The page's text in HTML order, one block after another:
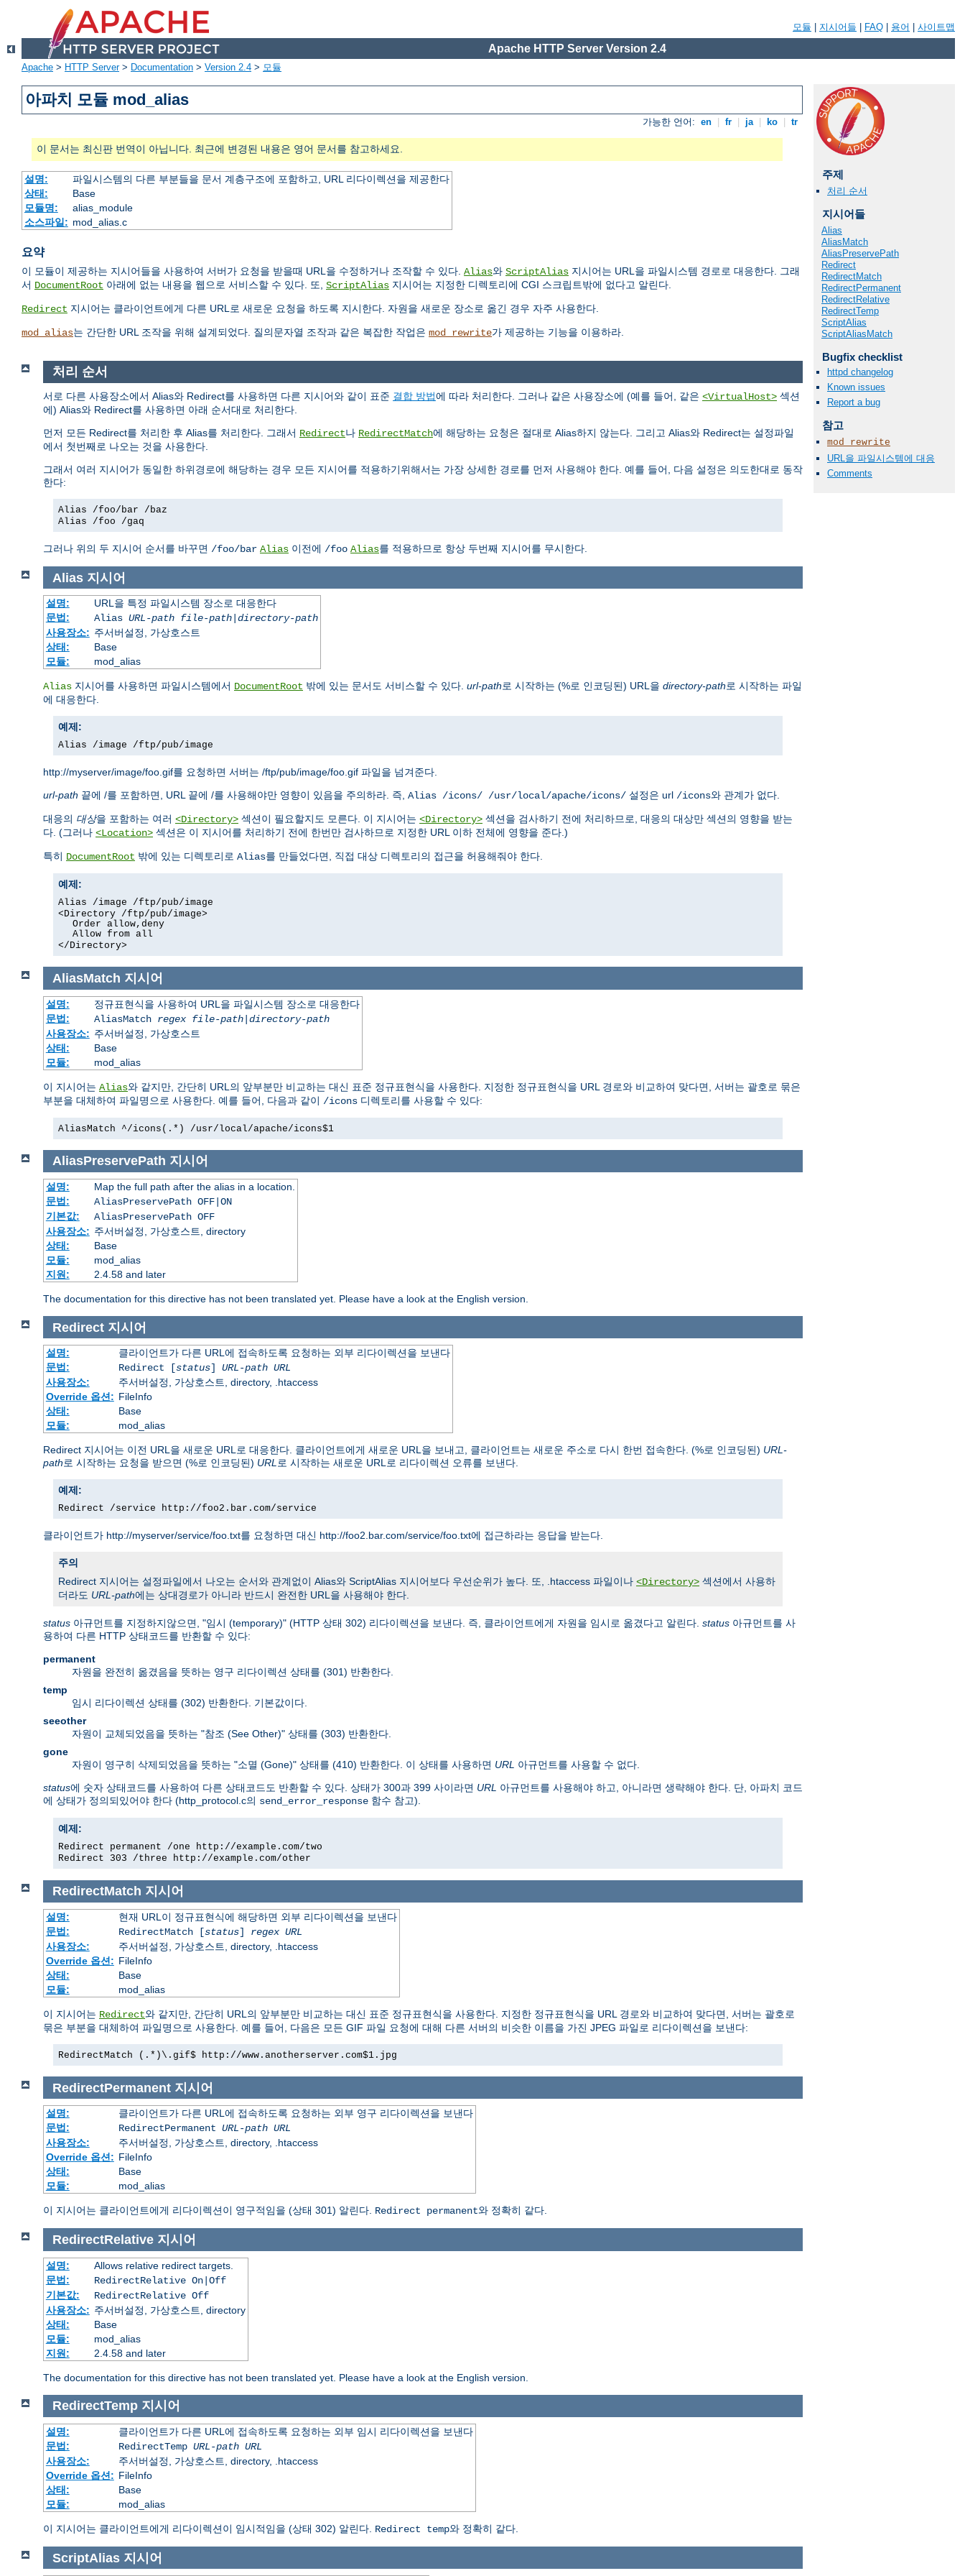
모듈 지시어들 FAQ 용어 사이트맵
Apache HTTP Server Version 2.4
Apache > HTTP Server> Documentation > Version 2.4 > 모듈
아파치 모듈 mod_alias
가능한 언어: en fr ja ko tr
이 문서는 최신판 번역이 아닙니다. 최근에 변경된 내용은 영어 문서를 참고하세요.
설명:
파일시스템의 다른 부분들을 문서 계층구조에 포함하고, URL 리다이렉션을 제공한다
상태:
Base
모듈명:
alias_module
소스파일: mod_alias.c
요약
이 모듈이 제공하는 지시어들을 사용하여 서버가 요청을 받을때 URL을 수정하거나 조작할 수 있다. Alias와 ScriptAlias 지시어는 URL을 파일시스템 경로로 대응한다. 그래
서 DocumentRoot 아래에 없는 내용을 웹으로 서비스할 수 있다. 또, ScriptAlias 지시어는 지정한 디렉토리에 CGI 스크립트밖에 없다고 알린다.
Redirect 지시어는 클라이언트에게 다른 URL로 새로운 요청을 하도록 지시한다. 자원을 새로운 장소로 옮긴 경우 자주 사용한다.
mod_alias는 간단한 URL 조작을 위해 설계되었다. 질의문자열 조작과 같은 복잡한 작업은 mod_rewrite가 제공하는 기능을 이용하라.
주제
처리 순서
지시어들
Alias
AliasMatch
AliasPreservePath
Redirect
RedirectMatch
RedirectPermanent
RedirectRelative
RedirectTemp
ScriptAlias
ScriptAliasMatch
Bugfix checklist
httpd changelog
Known issues
Report a bug
참고
mod_rewrite
URL을 파일시스템에 대응
Comments
처리 순서
서로 다른 사용장소에서 Alias와 Redirect를 사용하면 다른 지시어와 같이 표준 결합 방법에 따라 처리한다. 그러나 같은 사용장소에 (예를 들어, 같은 <VirtualHost> 섹션
에) Alias와 Redirect를 사용하면 아래 순서대로 처리한다.
먼저 모든 Redirect를 처리한 후 Alias를 처리한다. 그래서 Redirect나 RedirectMatch에 해당하는 요청은 절대로 Alias하지 않는다. 그리고 Alias와 Redirect는 설정파일
에서 첫번째로 나오는 것을 사용한다.
그래서 여러 지시어가 동일한 하위경로에 해당하는 경우 모든 지시어를 적용하기위해서는 가장 상세한 경로를 먼저 사용해야 한다. 예를 들어, 다음 설정은 의도한대로 동작
한다:
Alias /foo/bar /baz
Alias /foo /gaq
그러나 위의 두 지시어 순서를 바꾸면 /foo/bar Alias 이전에 /foo Alias를 적용하므로 항상 두번째 지시어를 무시한다.
Alias 지시어
설명:
URL을 특정 파일시스템 장소로 대응한다
문법:
Alias URL-path file-path| directory-path
사용장소: 주서버설정, 가상호스트
상태:
Base
모듈:
mod_alias
Alias 지시어를 사용하면 파일시스템에서 DocumentRoot 밖에 있는 문서도 서비스할 수 있다. url-path로 시작하는 (%로 인코딩된) URL을 directory-path로 시작하는 파일
에 대응한다.
예제:
Alias /image /ftp/pub/image
http://myserver/image/foo.gif를 요청하면 서버는 /ftp/pub/image/foo.gif 파일을 넘겨준다.
url-path 끝에 /를 포함하면, URL 끝에 /를 사용해야만 영향이 있음을 주의하라. 즉, Alias /icons/ /usr/local/apache/icons/ 설정은 url /icons와 관계가 없다.
대응의 대상을 포함하는 여러 <Directory> 섹션이 필요할지도 모른다. 이 지시어는 <Directory> 섹션을 검사하기 전에 처리하므로, 대응의 대상만 섹션의 영향을 받는
다. (그러나 <Location> 섹션은 이 지시어를 처리하기 전에 한번만 검사하므로 지정한 URL 이하 전체에 영향을 준다.)
특히 DocumentRoot 밖에 있는 디렉토리로 Alias를 만들었다면, 직접 대상 디렉토리의 접근을 허용해줘야 한다.
예제:
Alias /image /ftp/pub/image
<Directory /ftp/pub/image>
Order allow,deny
Allow from all
</Directory>
AliasMatch 지시어
설명:
정규표현식을 사용하여 URL을 파일시스템 장소로 대응한다
문법:
AliasMatch regex file-path| directory-path
사용장소: 주서버설정, 가상호스트
상태:
Base
모듈:
mod_alias
이 지시어는 Alias와 같지만, 간단히 URL의 앞부분만 비교하는 대신 표준 정규표현식을 사용한다. 지정한 정규표현식을 URL 경로와 비교하여 맞다면, 서버는 괄호로 묶은
부분을 대체하여 파일명으로 사용한다. 예를 들어, 다음과 같이 /icons 디렉토리를 사용할 수 있다:
AliasMatch ^/icons(.*) /usr/local/apache/icons$1
AliasPreservePath 지시어
설명:
Map the full path after the alias in a location.
문법:
AliasPreservePath OFF|ON
기본값:
AliasPreservePath OFF
사용장소: 주서버설정, 가상호스트, directory
상태:
Base
모듈:
mod_alias
지원:
2.4.58 and later
The documentation for this directive has not been translated yet. Please have a look at the English version.
Redirect 지시어
설명:
클라이언트가 다른 URL에 접속하도록 요청하는 외부 리다이렉션을 보낸다
문법:
Redirect [status] URL-path URL
사용장소:
주서버설정, 가상호스트, directory, .htaccess
Override 옵션: FileInfo
상태:
Base
모듈:
mod_alias
Redirect 지시어는 이전 URL을 새로운 URL로 대응한다. 클라이언트에게 새로운 URL을 보내고, 클라이언트는 새로운 주소로 다시 한번 접속한다. (%로 인코딩된) URL-
path로 시작하는 요청을 받으면 (%로 인코딩된) URL로 시작하는 새로운 URL로 리다이렉션 오류를 보낸다.
예제:
Redirect /service http://foo2.bar.com/service
클라이언트가 http://myserver/service/foo.txt를 요청하면 대신 http://foo2.bar.com/service/foo.txt에 접근하라는 응답을 받는다.
주의
Redirect 지시어는 설정파일에서 나오는 순서와 관계없이 Alias와 ScriptAlias 지시어보다 우선순위가 높다. 또, .htaccess 파일이나 <Directory> 섹션에서 사용하
더라도 URL-path에는 상대경로가 아니라 반드시 완전한 URL을 사용해야 한다.
status 아규먼트를 지정하지않으면, "임시 (temporary)" (HTTP 상태 302) 리다이렉션을 보낸다. 즉, 클라이언트에게 자원을 임시로 옮겼다고 알린다. status 아규먼트를 사
용하여 다른 HTTP 상태코드를 반환할 수 있다:
permanent
자원을 완전히 옮겼음을 뜻하는 영구 리다이렉션 상태를 (301) 반환한다.
temp
임시 리다이렉션 상태를 (302) 반환한다. 기본값이다.
seeother
자원이 교체되었음을 뜻하는 "참조 (See Other)" 상태를 (303) 반환한다.
gone
자원이 영구히 삭제되었음을 뜻하는 "소멸 (Gone)" 상태를 (410) 반환한다. 이 상태를 사용하면 URL 아규먼트를 사용할 수 없다.
status에 숫자 상태코드를 사용하여 다른 상태코드도 반환할 수 있다. 상태가 300과 399 사이라면 URL 아규먼트를 사용해야 하고, 아니라면 생략해야 한다. 단, 아파치 코드
에 상태가 정의되있어야 한다 (http_protocol.c의 send_error_response 함수 참고).
예제:
Redirect permanent /one http://example.com/two
Redirect 303 /three http://example.com/other
RedirectMatch 지시어
설명:
현재 URL이 정규표현식에 해당하면 외부 리다이렉션을 보낸다
문법:
RedirectMatch [status] regex URL
사용장소:
주서버설정, 가상호스트, directory, .htaccess
Override 옵션: FileInfo
상태:
Base
모듈:
mod_alias
이 지시어는 Redirect와 같지만, 간단히 URL의 앞부분만 비교하는 대신 표준 정규표현식을 사용한다. 지정한 정규표현식을 URL 경로와 비교하여 맞다면, 서버는 괄호로
묶은 부분을 대체하여 파일명으로 사용한다. 예를 들어, 다음은 모든 GIF 파일 요청에 대해 다른 서버의 비슷한 이름을 가진 JPEG 파일로 리다이렉션을 보낸다:
RedirectMatch (.*)\.gif$ http://www.anotherserver.com$1.jpg
RedirectPermanent 지시어
설명:
클라이언트가 다른 URL에 접속하도록 요청하는 외부 영구 리다이렉션을 보낸다
문법:
RedirectPermanent URL-path URL
사용장소:
주서버설정, 가상호스트, directory, .htaccess
Override 옵션: FileInfo
상태:
Base
모듈:
mod_alias
이 지시어는 클라이언트에게 리다이렉션이 영구적임을 (상태 301) 알린다. Redirect permanent와 정확히 같다.
RedirectRelative 지시어
설명:
Allows relative redirect targets.
문법:
RedirectRelative On|Off
기본값:
RedirectRelative Off
사용장소: 주서버설정, 가상호스트, directory
상태:
Base
모듈:
mod_alias
지원:
2.4.58 and later
The documentation for this directive has not been translated yet. Please have a look at the English version.
RedirectTemp 지시어
설명:
클라이언트가 다른 URL에 접속하도록 요청하는 외부 임시 리다이렉션을 보낸다
문법:
RedirectTemp URL-path URL
사용장소:
주서버설정, 가상호스트, directory, .htaccess
Override 옵션: FileInfo
상태:
Base
모듈:
mod_alias
이 지시어는 클라이언트에게 리다이렉션이 임시적임을 (상태 302) 알린다. Redirect temp와 정확히 같다.
ScriptAlias 지시어